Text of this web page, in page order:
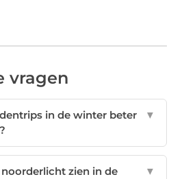
vragen
in de winter beter
▼
zien in de
▼